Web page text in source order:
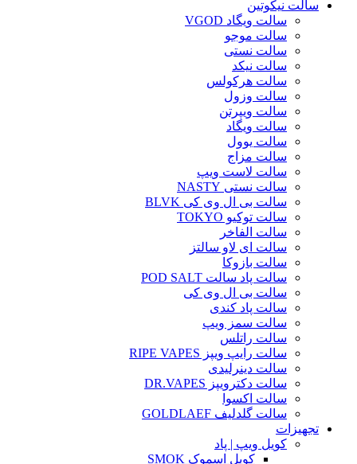
سالت نیکوتین
سالت ویگاد VGOD
سالت موجو
سالت نستی
سالت نیکد
سالت هرکولس
سالت وزول
سالت ویپرتن
سالت ویگاد
سالت یوول
سالت مزاج
سالت لاست ویپ
سالت نستی NASTY
سالت بی ال وی کی BLVK
سالت توکیو TOKYO
سالت الفاخر
سالت ای لاو سالتز
سالت بازوکا
سالت پاد سالت POD SALT
سالت بی ال وی کی
سالت پاد کندی
سالت سمز ویپ
سالت راتلس
سالت رایپ ویپز RIPE VAPES
سالت دینرلیدی
سالت دکترویپز DR.VAPES
سالت اکسوا
سالت گلدلیف GOLDLAEF
تجهیزات
کویل ویپ | پاد
کویل اسموک SMOK